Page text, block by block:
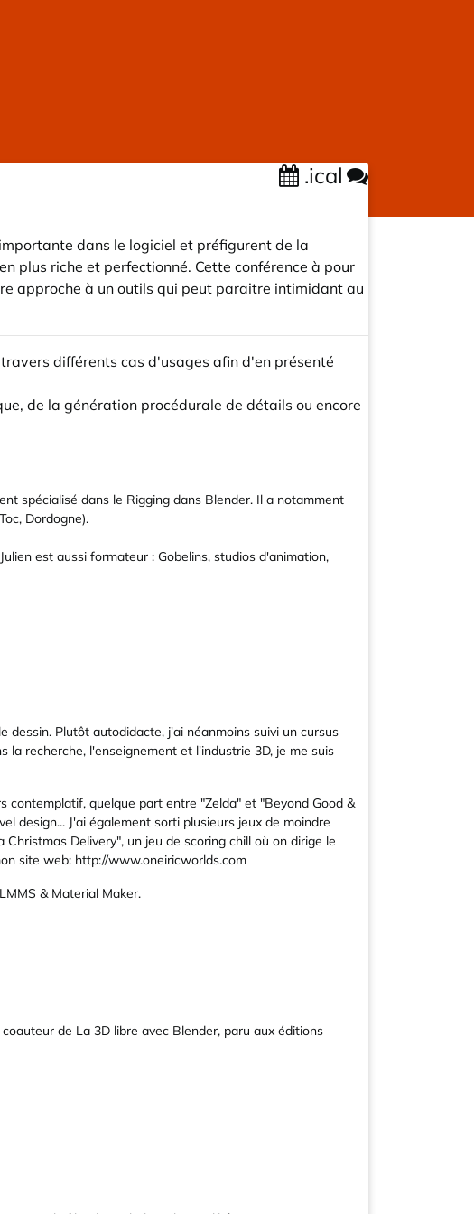
.ical
dans le logiciel et préfigurent de la
plus riche et perfectionné. Cette conférence à pour
approche à un outils qui peut paraitre intimidant au
différents cas d'usages afin d'en présenté
de la génération procédurale de détails ou encore
spécialisé dans le Rigging dans Blender. Il a notamment
Dordogne).
est aussi formateur : Gobelins, studios d'animation,
dessin. Plutôt autodidacte, j'ai néanmoins suivi un cursus
recherche, l'enseignement et l'industrie 3D, je me suis
contemplatif, quelque part entre "Zelda" et "Beyond Good &
design... J'ai également sorti plusieurs jeux de moindre
Delivery", un jeu de scoring chill où on dirige le
site web: http://www.oneiricworlds.com
& Material Maker.
de La 3D libre avec Blender, paru aux éditions